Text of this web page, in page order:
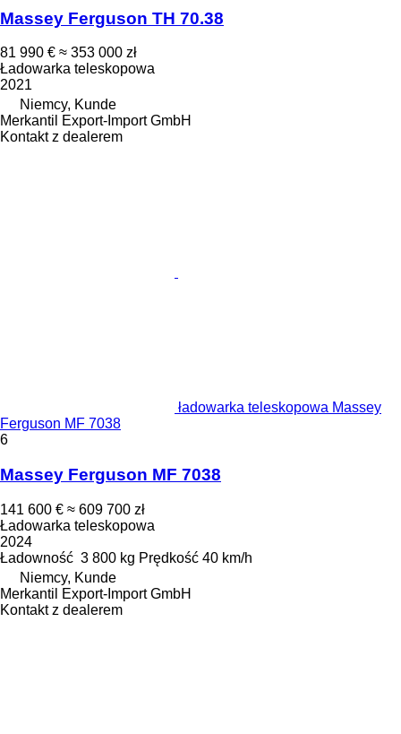
Massey Ferguson TH 70.38
81 990 € ≈ 353 000 zł
Ładowarka teleskopowa
2021
Niemcy, Kunde
Merkantil Export-Import GmbH
Kontakt z dealerem
ładowarka teleskopowa Massey
Ferguson MF 7038
6
Massey Ferguson MF 7038
141 600 € ≈ 609 700 zł
Ładowarka teleskopowa
2024
Ładowność 3 800 kg Prędkość 40 km/h
Niemcy, Kunde
Merkantil Export-Import GmbH
Kontakt z dealerem